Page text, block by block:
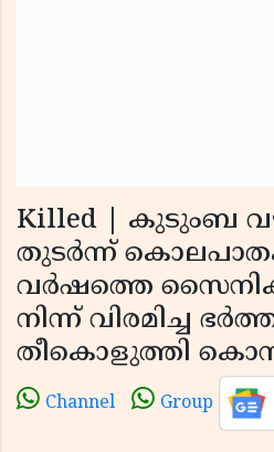
Killed | കുടുംബ
തുടര്‍ന്ന്
വര്‍ഷത്തെ
നിന്ന് വിരമിച്ച
തീകൊളുത്തി
Channel Group